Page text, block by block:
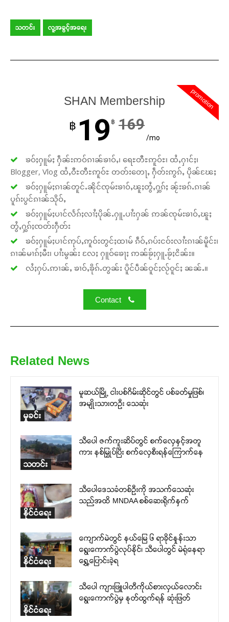
သတင်း လူ့အခွင့်အရေး
promotion
SHAN Membership
฿ 19 ฿ 169
/mo
ၶဝ်ႈႁူမ်ႈ ႁဵၼ်းဢဝ်ၵၢၼ်ၶၢဝ်ႇ၊ ရေႊတီႊဢူဝ်ႊ၊ ထႆႇႁၢင်ႈ၊
Blogger, Vlog ထႆႇဝီႊတီႊဢူဝ်ႊ တတ်းတေႃႇ ႁဵတ်းဢွၵ်ႇ ပိုၼ်ၽႄႈ
ၶဝ်ႈႁူမ်ႈၵၢၼ်တူင်ႉၼိုင်ၸုမ်းၶၢဝ်ႇၽူႈတွႆႇႁွၵ်ႈ ၼႂ်းၶၵ်ႉၵၢၼ်
ပူၵ်းပွင်ၵၢၼ်သိုဝ်ႇ
ၶဝ်ႈႁူမ်ႈပၢင်လႅၵ်ႈလၢႆႈပိုၼ်ႉႁူႉပၢႆးႁၼ် ဢၼ်ၸုမ်းၶၢဝ်ႇၽူႈ
တွႆႇႁွၵ်ႈၸတ်းႁဵတ်း
ၶဝ်ႈႁူမ်ႈပၢင်ဢုပ်ႇဢူဝ်းတွင်ႈထၢမ် ၵဵဝ်ႇၵပ်းငဝ်းလၢႆးၵၢၼ်မိူင်း၊
ၵၢၼ်မၢၵ်ႈမီး၊ ပၢႆးမွၼ်း လႄႈ ႁူဝ်ၶေႃႈ ဢၼ်ၶႂ်ႈႁူႉၶႂ်ႈငိၼ်း။
လႆႈႁပ်ႉဢၢၼ်ႇ ၶၢဝ်ႇၶိုၵ်ႉတွၼ်း ပိူင်ပဵၼ်ဝူင်ႈလႂ်ဝူင်ႈ ၼၼ်ႉ။
Contact
Related News
မှုခင်း
မူဆယ်မြို့ ငါးပစ်ဂိမ်းဆိုင်တွင် ပစ်ခတ်မှုဖြစ်၊
အမျိုးသားတဦး သေဆုံး
သတင်း
သီပေါ ဇက်ကူးဆိပ်တွင် စက်လှေနှင့်အတူ
ကား နစ်မြှုပ်ပြီး စက်လှေစီးရန်ကြောက်နေ
နိုင်ငံရေး
သီပေါဒေသခံတစ်ဦးကို အသက်သေဆုံး
သည်အထိ MNDAA စစ်ဆေးရိုက်နှက်
နိုင်ငံရေး
ကျောက်မဲတွင် နယ်မြေ ၆ ရာခိုင်နှုန်းသာ
ရွေးကောက်ပွဲလုပ်နိုင်၊ သီပေါတွင် မဲရုံနေရာ
ရွှေ့ပြောင်းခဲ့ရ
နိုင်ငံရေး
သီပေါ ကျားဖြူပါတီကိုယ်စားလှယ်လောင်း
ရွေးကောက်ပွဲမှ နုတ်ထွက်ရန် ဆုံးဖြတ်